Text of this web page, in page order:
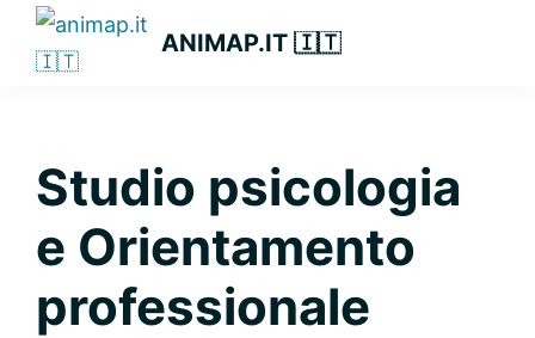
Passa
Passa
Passa
primaria
ANIMAP.IT 🇮🇹
Studio psicologia
e Orientamento
professionale